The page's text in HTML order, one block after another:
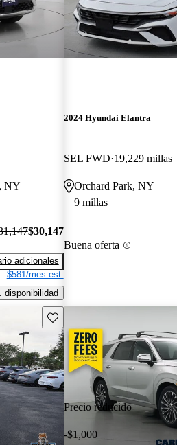
NY
$30,147
adicionales
$581/mes est.
disponibilidad
2024 Hyundai Elantra
SEL FWD 19,229 millas
Orchard Park, NY
9 millas
Buena oferta
Guarda este Aviso
Precio reducido
-$1,000